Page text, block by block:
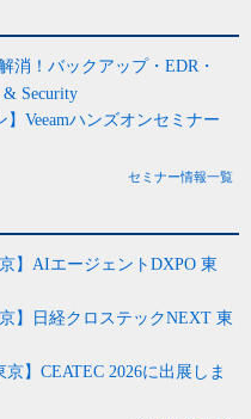
消！バックアップ・EDR・
Security
】Veeamハンズオンセミナー
セミナー情報一覧
京】AIエージェントDXPO 東
京】日経クロステックNEXT 東
京】CEATEC 2026に出展しま